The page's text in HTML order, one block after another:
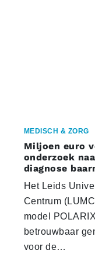
MEDISCH & ZORG
Miljoen euro
onderzoek
diagnose
Het Leids
Centrum
model
betrouwbaar
voor de…